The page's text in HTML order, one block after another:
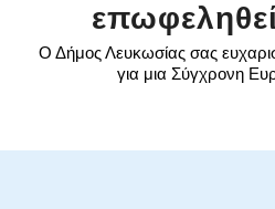
Ο Δήμος Λευκωσίας σας
για μια Σύγχρονη